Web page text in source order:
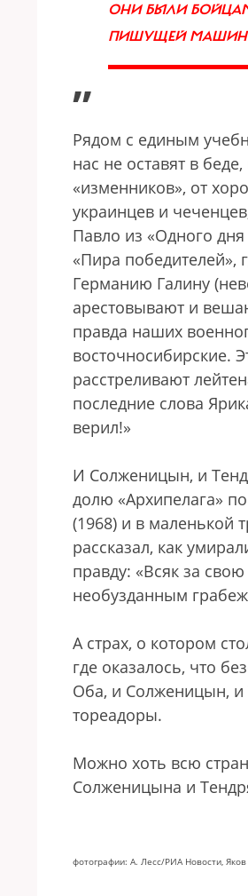
ОНИ БЫЛИ
ПИШУЩЕЙ
”
Рядом с единым
нас не оставят в
«изменников», от
украинцев и
Павло из «Одного
«Пира победителей»,
Германию Галину
арестовывают и
правда наших
восточносибирские.
расстреливают
последние слова
верил!»
И Солженицын, и
долю «Архипелага»
(1968) и в маленькой
рассказал, как
правду: «Всяк за
необузданным
А страх, о котором
где оказалось, что
Оба, и Солженицын, и
тореадоры.
Можно хоть всю
Солженицына и
фотографии: А. Лесс/РИА Новости,